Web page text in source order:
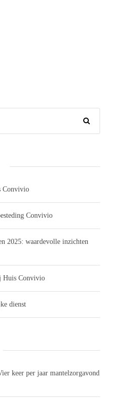
Convivio
Convivio
2025: waardevolle inzichten
Huis Convivio
dienst
keer per jaar mantelzorgavond